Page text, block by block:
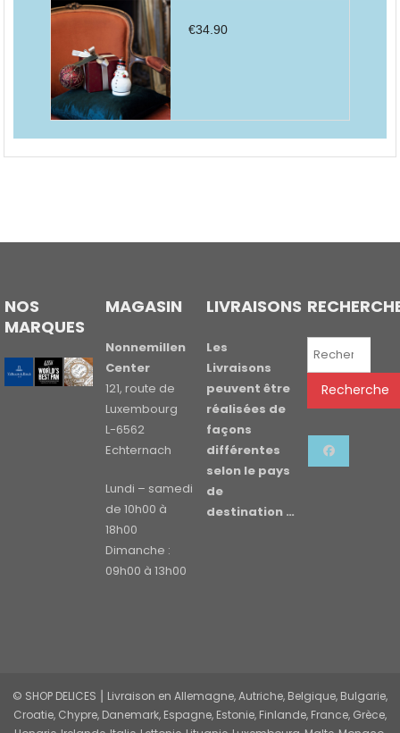
€34.90
NOS
MARQUES
MAGASIN
Nonnemillen
Center
121, route de
Luxembourg
L-6562
Echternach
Lundi – samedi
de 10h00 à
18h00
Dimanche :
09h00 à 13h00
LIVRAISONS
Les
Livraisons
peuvent être
réalisées de
façons
différentes
selon le pays
de
destination …
Recherche
© SHOP DELICES ⎮ Livraison en Allemagne, Autriche, Belgique, Bulgarie,
Croatie, Chypre, Danemark, Espagne, Estonie, Finlande, France, Grèce,